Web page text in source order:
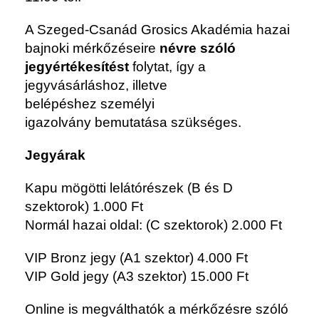
A Szeged-Csanád Grosics Akadémia hazai
bajnoki mérkőzéseire névre szóló
jegyértékesítést folytat, így a
jegyvásárláshoz, illetve
belépéshez személyi
igazolvány bemutatása szükséges.
Jegyárak
Kapu mögötti lelátórészek (B és D
szektorok) 1.000 Ft
Normál hazai oldal: (C szektorok) 2.000 Ft
VIP Bronz jegy (A1 szektor) 4.000 Ft
VIP Gold jegy (A3 szektor) 15.000 Ft
Online is megválthatók a mérkőzésre szóló